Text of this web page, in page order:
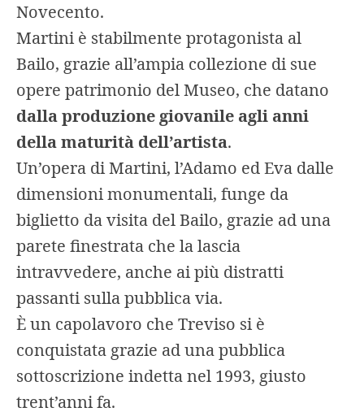
Novecento.
Martini è stabilmente protagonista al
Bailo, grazie all’ampia collezione di sue
opere patrimonio del Museo, che datano
dalla produzione giovanile agli anni
della maturità dell’artista.
Un’opera di Martini, l’Adamo ed Eva dalle
dimensioni monumentali, funge da
biglietto da visita del Bailo, grazie ad una
parete finestrata che la lascia
intravvedere, anche ai più distratti
passanti sulla pubblica via.
È un capolavoro che Treviso si è
conquistata grazie ad una pubblica
sottoscrizione indetta nel 1993, giusto
trent’anni fa.